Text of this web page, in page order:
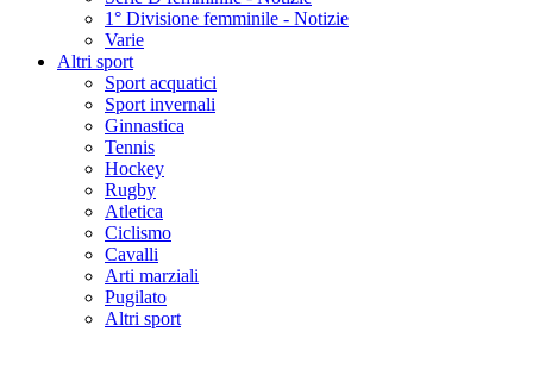
1° Divisione femminile - Notizie
Varie
Altri sport
Sport acquatici
Sport invernali
Ginnastica
Tennis
Hockey
Rugby
Atletica
Ciclismo
Cavalli
Arti marziali
Pugilato
Altri sport